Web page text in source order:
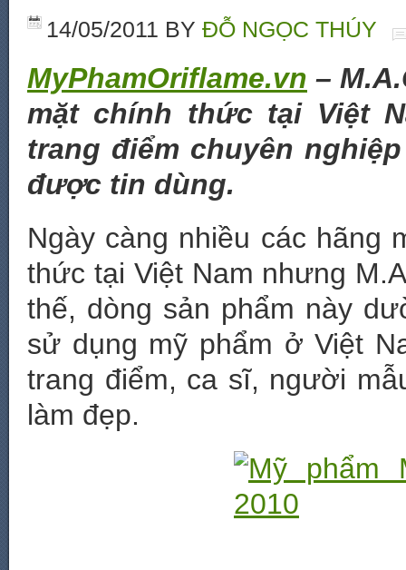
14/05/2011 BY ĐỖ NGỌC THÚY
MyPhamOriflame.vn –
mặt chính thức tại Việt
trang điểm chuyên
được tin dùng.
Ngày càng nhiều các hãng
thức tại Việt Nam nhưng
thế, dòng sản phẩm này
sử dụng mỹ phẩm ở Việt
trang điểm, ca sĩ, người
làm đẹp.